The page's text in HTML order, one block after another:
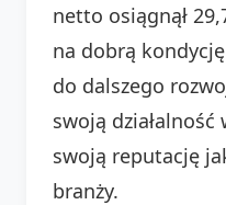
netto osiągnął
na dobrą
do dalszego
swoją działalność
swoją reputację
branży.